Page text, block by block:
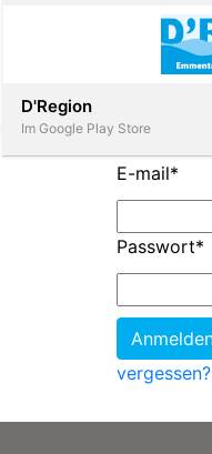
E-mail*
Passwort*
vergessen?
D'Region
Im Google Play Store